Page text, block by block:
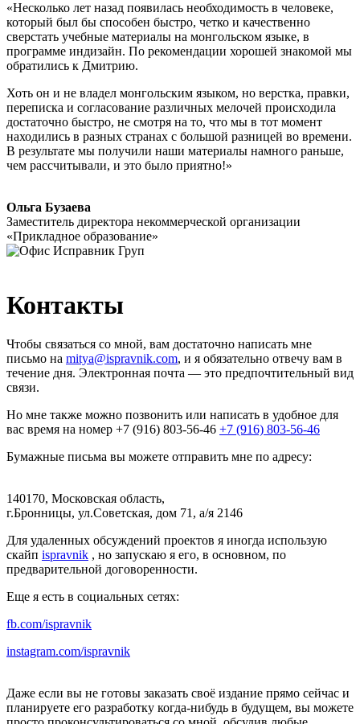
«Несколько лет назад появилась необходимость в человеке,
который был бы способен быстро, четко и качественно
сверстать учебные материалы на монгольском языке, в
программе индизайн. По рекомендации хорошей знакомой мы
обратились к Дмитрию.
Хоть он и не владел монгольским языком, но верстка, правки,
переписка и согласование различных мелочей происходила
достаточно быстро, не смотря на то, что мы в тот момент
находились в разных странах с большой разницей во времени.
В результате мы получили наши материалы намного раньше,
чем рассчитывали, и это было приятно!»
Ольга Бузаева
Заместитель директора некоммерческой организации
«Прикладное образование»
Контакты
Чтобы связаться со мной, вам достаточно написать мне
письмо на mitya@ispravnik.com, и я обязательно отвечу вам в
течение дня. Электронная почта — это предпочтительный вид
связи.
Но мне также можно позвонить или написать в удобное для
вас время на номер +7 (916) 803-56-46 +7 (916) 803-56-46
Бумажные письма вы можете отправить мне по адресу:
140170, Московская область,
г.Бронницы, ул.Советская, дом 71, а/я 2146
Для удаленных обсуждений проектов я иногда использую
скайп ispravnik , но запускаю я его, в основном, по
предварительной договоренности.
Еще я есть в социальных сетях:
fb.com/ispravnik
instagram.com/ispravnik
Даже если вы не готовы заказать своё издание прямо сейчас и
планируете его разработку когда-нибудь в будущем, вы можете